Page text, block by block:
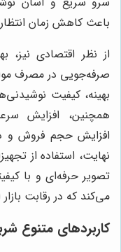
باعث کاهش زمان
از نظر اقتصادی نیز،
صرفه‌جویی در مصرف
بهینه، کیفیت
همچنین، افزایش
افزایش حجم فروش و
نهایت، استفاده از
تصویر حرفه‌ای و با
می‌کند که در رقابت
کاربردهای متنوع